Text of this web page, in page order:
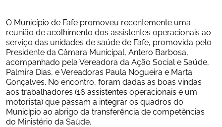
O Município de Fafe promoveu recentemente uma
reunião de acolhimento dos assistentes operacionais ao
serviço das unidades de saúde de Fafe, promovida pelo
Presidente da Câmara Municipal, Antero Barbosa,
acompanhado pela Vereadora da Ação Social e Saúde,
Palmira Dias, e Vereadoras Paula Nogueira e Marta
Gonçalves. No encontro, foram dadas as boas vindas
aos trabalhadores (16 assistentes operacionais e um
motorista) que passam a integrar os quadros do
Município ao abrigo da transferência de competências
do Ministério da Saúde.